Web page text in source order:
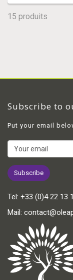
15 produits
Subscribe to
Put your email
Tel: +33 (0)4 22 13
Mail: